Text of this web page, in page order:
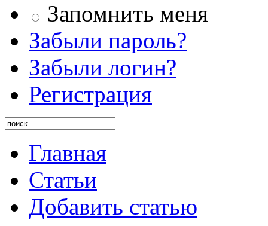
Запомнить меня
Забыли пароль?
Забыли логин?
Регистрация
Главная
Статьи
Добавить статью